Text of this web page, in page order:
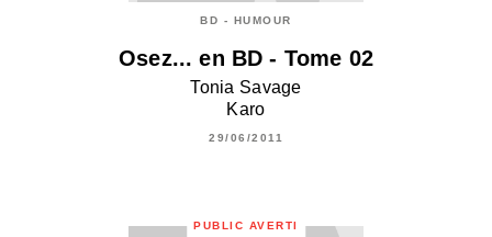
BD - HUMOUR
Osez... en BD - Tome 02
Tonia Savage
Karo
29/06/2011
PUBLIC AVERTI